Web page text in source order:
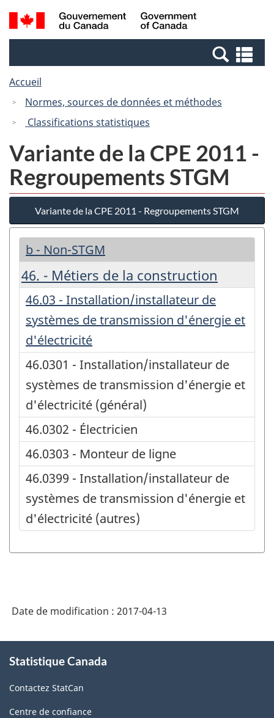
Passer
au
Passer
à
Canada
Recherche
et
et
Accueil
Normes, sources de données et méthodes
Classifications statistiques
Variante de la CPE 2011 -
Regroupements STGM
Variante de la CPE 2011 - Regroupements STGM
b - Non-STGM
46. - Métiers de la construction
46.03 - Installation/installateur de
systèmes de transmission d'énergie et
d'électricité
46.0301 - Installation/installateur de
systèmes de transmission d'énergie et
d'électricité (général)
46.0302 - Électricien
46.0303 - Monteur de ligne
46.0399 - Installation/installateur de
systèmes de transmission d'énergie et
d'électricité (autres)
Date de modification : 2017-04-13
propos
ce
site
Statistique Canada
Contactez StatCan
Centre de confiance